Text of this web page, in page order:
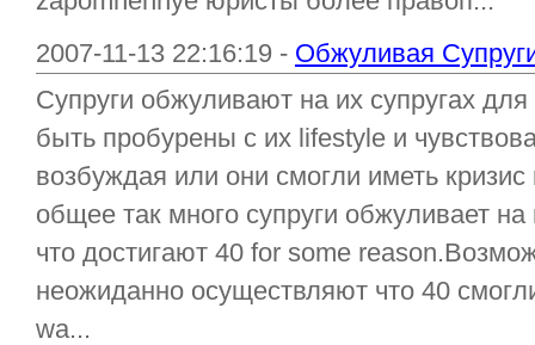
2007-11-13 22:16:19 - Обжуливая
Супруги обжуливают на их супругах
быть пробурены с их lifestyle и
возбуждая или они смогли иметь
общее так много супруги обжуливает на
что достигают 40 for some
неожиданно осуществляют что 40
wa...